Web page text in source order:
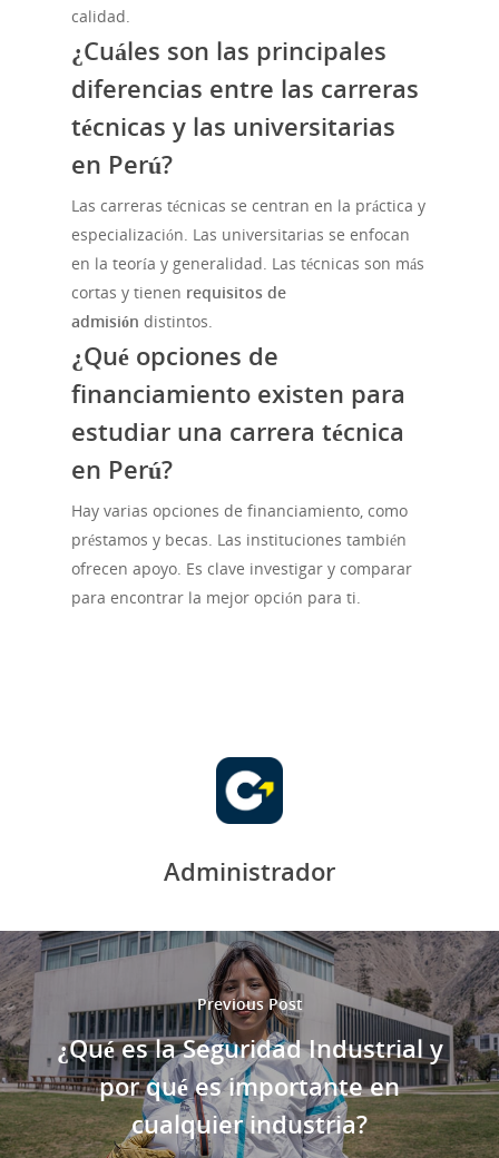
calidad.
¿Cuáles son las principales
diferencias entre las carreras
técnicas y las universitarias
en Perú?
Las carreras técnicas se centran en la práctica y
especialización. Las universitarias se enfocan
en la teoría y generalidad. Las técnicas son más
cortas y tienen requisitos de
admisión distintos.
¿Qué opciones de
financiamiento existen para
estudiar una carrera técnica
en Perú?
Hay varias opciones de financiamiento, como
préstamos y becas. Las instituciones también
ofrecen apoyo. Es clave investigar y comparar
para encontrar la mejor opción para ti.
Administrador
Previous Post
¿Qué es la Seguridad Industrial y
por qué es importante en
cualquier industria?